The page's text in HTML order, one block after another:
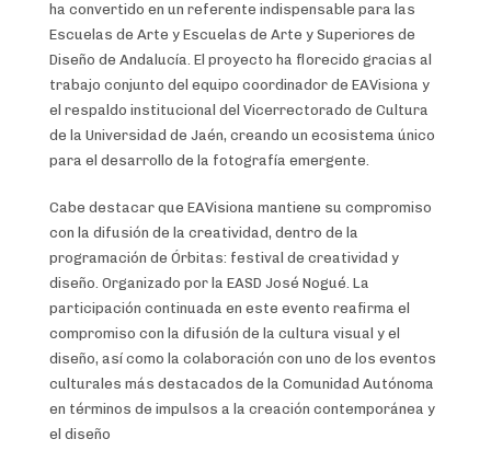
ha convertido en un referente indispensable para las
Escuelas de Arte y Escuelas de Arte y Superiores de
Diseño de Andalucía. El proyecto ha florecido gracias al
trabajo conjunto del equipo coordinador de EAVisiona y
el respaldo institucional del Vicerrectorado de Cultura
de la Universidad de Jaén, creando un ecosistema único
para el desarrollo de la fotografía emergente.
Cabe destacar que EAVisiona mantiene su compromiso
con la difusión de la creatividad, dentro de la
programación de Órbitas: festival de creatividad y
diseño. Organizado por la EASD José Nogué. La
participación continuada en este evento reafirma el
compromiso con la difusión de la cultura visual y el
diseño, así como la colaboración con uno de los eventos
culturales más destacados de la Comunidad Autónoma
en términos de impulsos a la creación contemporánea y
el diseño